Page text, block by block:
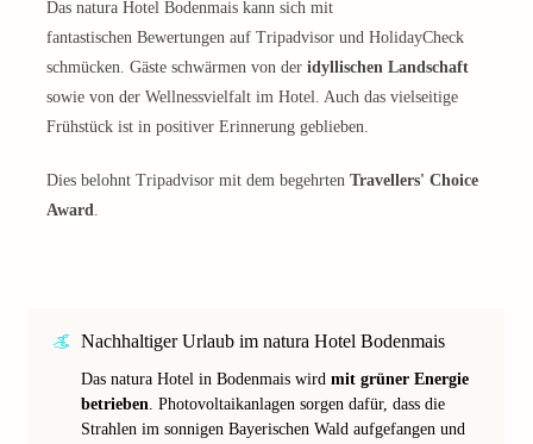
Das natura Hotel Bodenmais kann sich mit
fantastischen Bewertungen auf Tripadvisor und HolidayCheck
schmücken. Gäste schwärmen von der idyllischen Landschaft
sowie von der Wellnessvielfalt im Hotel. Auch das vielseitige
Frühstück ist in positiver Erinnerung geblieben.
Dies belohnt Tripadvisor mit dem begehrten Travellers' Choice
Award.
Nachhaltiger Urlaub im natura Hotel Bodenmais
Das natura Hotel in Bodenmais wird mit grüner Energie
betrieben. Photovoltaikanlagen sorgen dafür, dass die
Strahlen im sonnigen Bayerischen Wald aufgefangen und